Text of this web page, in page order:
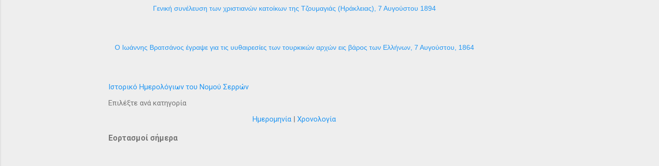
Γενική συνέλευση των χριστιανών κατοίκων της Τζουμαγιάς (Ηράκλειας), 7 Αυγούστου 1894
Ο Ιωάννης Βρατσάνος έγραψε για τις υυθαιρεσίες των τουρκικών αρχών εις βάρος των Ελλήνων, 7 Αυγούστου, 1864
Ιστορικό Ημερολόγιων του Νομού Σερρών
Επιλέξτε ανά κατηγορία
Ημερομηνία
Χρονολογία
Εορτασμοί σήμερα